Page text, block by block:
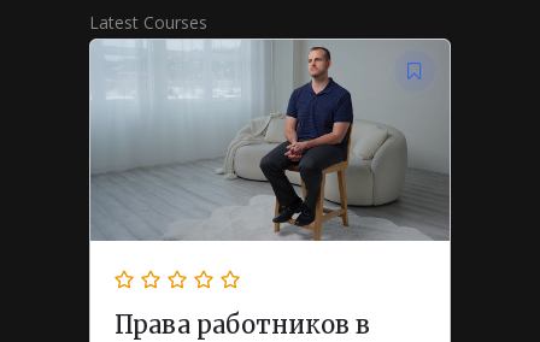
Latest Courses
Права работников в